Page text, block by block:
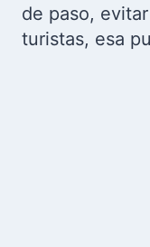
de paso,
turistas, esa